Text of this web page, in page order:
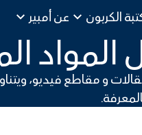
الكربون عن أمبير
و مقاطع فيديو،